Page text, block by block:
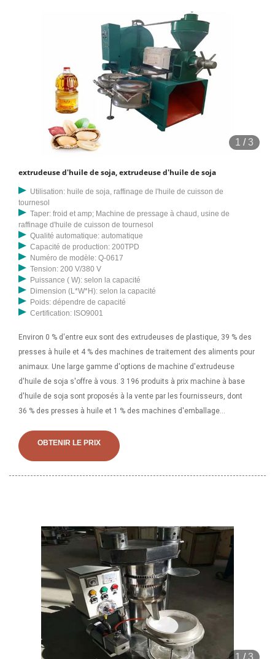
1 /3
extrudeuse d'huile de soja, extrudeuse d'huile de soja
Utilisation: huile de soja, raffinage de l'huile de cuisson de
tournesol
Taper: froid et amp; Machine de pressage à chaud, usine de
raffinage d'huile de cuisson de tournesol
Qualité automatique: automatique
Capacité de production: 200TPD
Numéro de modèle: Q-0617
Tension: 200 V/380 V
Puissance ( W): selon la capacité
Dimension (L*W*H): selon la capacité
Poids: dépendre de capacité
Certification: ISO9001
Environ 0 % d'entre eux sont des extrudeuses de plastique, 39 % des
presses à huile et 4 % des machines de traitement des aliments pour
animaux. Une large gamme d'options de machine d'extrudeuse
d'huile de soja s'offre à vous. 3 196 produits à prix machine à base
d'huile de soja sont proposés à la vente par les fournisseurs, dont
36 % des presses à huile et 1 % des machines d'emballage
machines à huile de soja sont
OBTENIR LE PRIX